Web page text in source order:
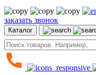
заказать звонок
Каталог